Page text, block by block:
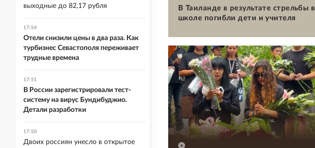
В Таиланде в результате стрельбы в
школе погибли дети и учителя
выходные до 82,17 рубля
17:54
Отели снизили цены в два раза. Как
турбизнес Севастополя переживает
трудные времена
17:51
В России зарегистрировали тест-
систему на вирус Бундибуджио.
Детали разработки
17:50
Двоих россиян унесло в открытое